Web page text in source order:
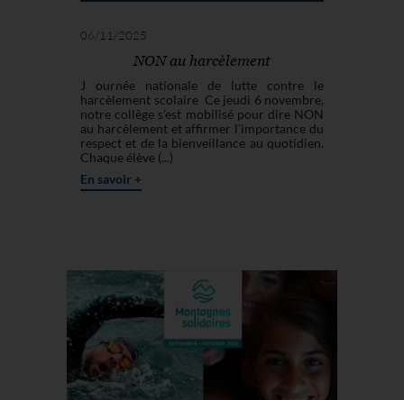
06/11/2025
NON au harcèlement
J ournée nationale de lutte contre le
harcèlement scolaire Ce jeudi 6 novembre,
notre collège s’est mobilisé pour dire NON
au harcèlement et affirmer l’importance du
respect et de la bienveillance au quotidien.
Chaque élève (...)
En savoir +